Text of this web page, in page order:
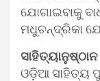
ଯୋଗାଇବାକୁ
ମଧୁଚନ୍ଦ୍ରିକା
ସାହିତ୍ୟାନୁଷ୍ଠାନ
ଓଡ଼ିଆ ସାହିତ୍ୟ